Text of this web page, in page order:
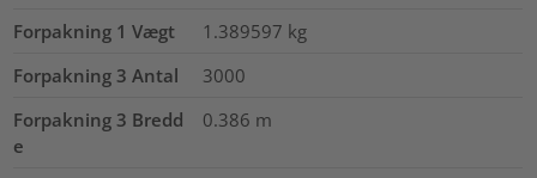
Forpakning 1 Vægt 1.389597 kg
Forpakning 3 Antal
3000
Forpakning 3 Bredd
e
0.386 m